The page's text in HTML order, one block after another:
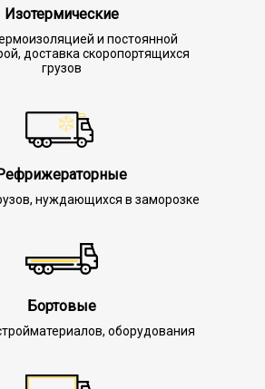
Изотермические
и постоянной
доставка скоропортящихся
грузов
нуждающихся в заморозке
Бортовые
оборудования